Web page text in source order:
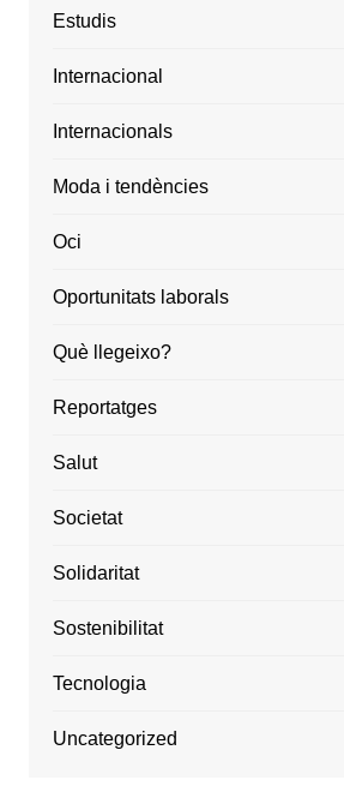
Estudis
Internacional
Internacionals
Moda i tendències
Oci
Oportunitats laborals
Què llegeixo?
Reportatges
Salut
Societat
Solidaritat
Sostenibilitat
Tecnologia
Uncategorized